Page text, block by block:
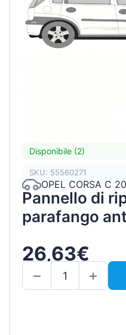
Disponibile (2)
SKU: 55560271
OPEL CORSA C
Pannello di
parafango
26,63€